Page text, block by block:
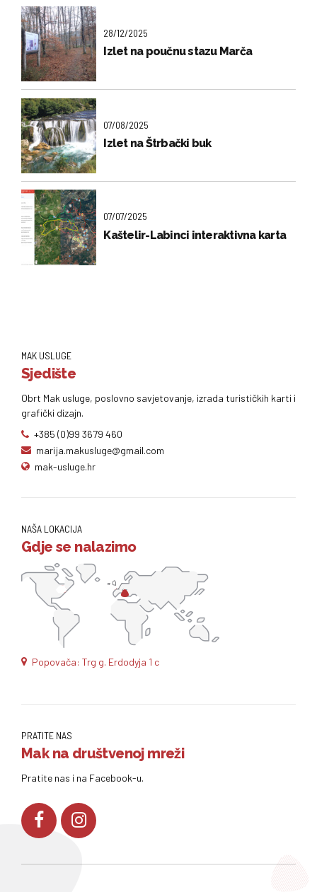
28/12/2025
Izlet na poučnu stazu Marča
07/08/2025
Izlet na Štrbački buk
07/07/2025
Kaštelir-Labinci interaktivna karta
MAK USLUGE
Sjedište
Obrt Mak usluge, poslovno savjetovanje, izrada turističkih karti i
grafički dizajn.
+385 (0)99 3679 460
marija.makusluge@gmail.com
mak-usluge.hr
NAŠA LOKACIJA
Gdje se nalazimo
Popovača: Trg g. Erdodyja 1 c
PRATITE NAS
Mak na društvenoj mreži
Pratite nas i na Facebook-u.